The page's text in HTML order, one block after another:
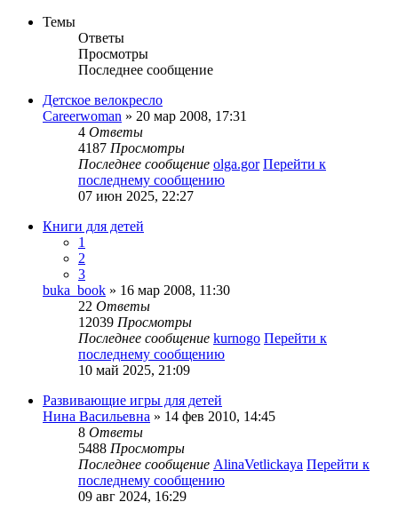
Темы
Ответы
Просмотры
Последнее сообщение
Детское велокресло
Careerwoman » 20 мар 2008, 17:31
4 Ответы
4187 Просмотры
Последнее сообщение olga.gor Перейти к
последнему сообщению
07 июн 2025, 22:27
Книги для детей
1
2
3
buka_book » 16 мар 2008, 11:30
22 Ответы
12039 Просмотры
Последнее сообщение kurnogo Перейти к
последнему сообщению
10 май 2025, 21:09
Развивающие игры для детей
Нина Васильевна » 14 фев 2010, 14:45
8 Ответы
5488 Просмотры
Последнее сообщение AlinaVetlickaya Перейти к
последнему сообщению
09 авг 2024, 16:29